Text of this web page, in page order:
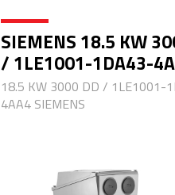
SIEMENS 18.5 KW
/ 1LE1001-1DA43-
18.5 KW 3000 DD / 1LE1001-
4AA4 SIEMENS